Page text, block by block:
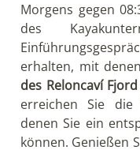
Morgens gegen
des
erhalten, mit
des Reloncaví Fjord
erreichen Sie die
denen Sie ein
können. Genießen